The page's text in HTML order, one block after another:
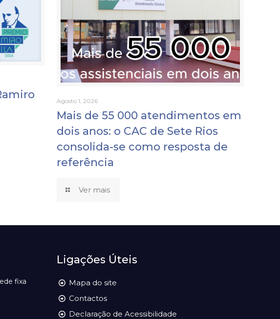
Agosto 1, 2026
Mais de 55 000 atendimentos em
dois anos: o CAC de Sete Rios
consolida-se como resposta de
referência
Ver mais
fixa
Ligações Úteis
Mapa do site
Contactos
Declaração de Acessibilidade